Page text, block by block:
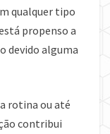
qualquer tipo
propenso a
devido alguma
rotina ou até
contribui